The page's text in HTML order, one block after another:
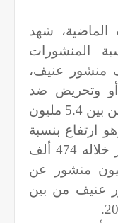
الماضية، شهد
ونسبة المنشورات
حيث نُشر 495 ألف منشور عنيف،
وتحريض ضد
الجمهور العربيّ والفلسطينيّ، من بين 5.4 مليون
العرب في 2019، وهو ارتفاع بنسبة
5٪ مقارنة بعام 2018 الذي نُشر خلاله 474 ألف
عنيف من بين 4.7 مليون منشور عن
ألف منشور عنيف من بين